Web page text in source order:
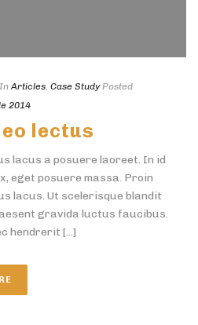
InArticles, Case StudyPosted
2014
lectus
lacus a posuere laoreet. In id
eget posuere massa. Proin
lacus. Ut scelerisque blandit
gravida luctus faucibus.
hendrerit [...]